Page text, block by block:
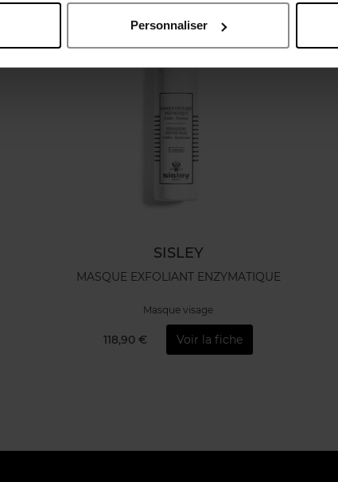
Personnaliser
SISLEY
MASQUE EXFOLIANT ENZYMATIQUE
Masque visage
118,90 € Voir la fiche